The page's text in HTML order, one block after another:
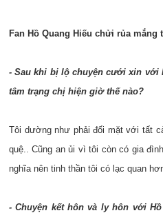
Fan Hồ Quang Hiếu chửi rủa mắng
- Sau khi bị lộ chuyện cưới xin với
tâm trạng chị hiện giờ thế nào?
Tôi dường như phải đối mặt với tất
quệ.. Cũng an ủi vì tôi còn có gia
nghĩa nên tinh thần tôi có lạc quan
- Chuyện kết hôn và ly hôn với